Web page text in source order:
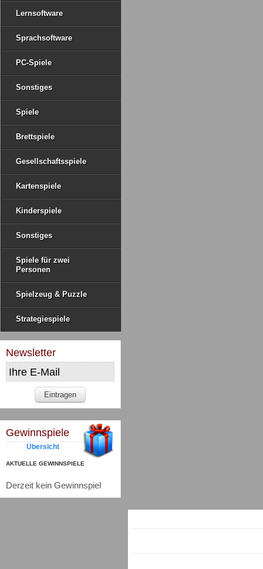
Lernsoftware
Sprachsoftware
PC-Spiele
Sonstiges
Spiele
Brettspiele
Gesellschaftsspiele
Kartenspiele
Kinderspiele
Sonstiges
Spiele für zwei
Personen
Spielzeug & Puzzle
Strategiespiele
Newsletter
Gewinnspiele
Übersicht
AKTUELLE GEWINNSPIELE
Derzeit kein Gewinnspiel